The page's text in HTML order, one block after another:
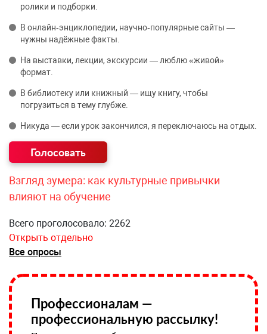
ролики и подборки.
В онлайн‑энциклопедии, научно‑популярные сайты —
нужны надёжные факты.
На выставки, лекции, экскурсии — люблю «живой»
формат.
В библиотеку или книжный — ищу книгу, чтобы
погрузиться в тему глубже.
Никуда — если урок закончился, я переключаюсь на отдых.
Взгляд зумера: как культурные привычки
влияют на обучение
Всего проголосовало: 2262
Открыть отдельно
Все опросы
Профессионалам —
профессиональную рассылку!